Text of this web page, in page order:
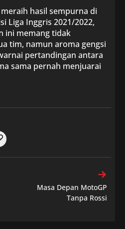
hasil sempurna di
Liga Inggris 2021/2022,
ini memang tidak
tim, namun aroma gengsi
pertandingan antara
sama pernah menjuarai
Masa Depan MotoGP
Tanpa Rossi